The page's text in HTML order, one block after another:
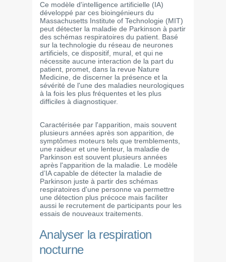
Ce modèle d'intelligence artificielle (IA)
développé par ces bioingénieurs du
Massachusetts Institute of Technologie (MIT)
peut détecter la maladie de Parkinson à partir
des schémas respiratoires du patient. Basé
sur la technologie du réseau de neurones
artificiels, ce dispositif, mural, et qui ne
nécessite aucune interaction de la part du
patient, promet, dans la revue Nature
Medicine, de discerner la présence et la
sévérité de l'une des maladies neurologiques
à la fois les plus fréquentes et les plus
difficiles à diagnostiquer.
Caractérisée par l'apparition, mais souvent
plusieurs années après son apparition, de
symptômes moteurs tels que tremblements,
une raideur et une lenteur, la maladie de
Parkinson est souvent plusieurs années
après l'apparition de la maladie. Le modèle
d’IA capable de détecter la maladie de
Parkinson juste à partir des schémas
respiratoires d'une personne va permettre
une détection plus précoce mais faciliter
aussi le recrutement de participants pour les
essais de nouveaux traitements.
Analyser la respiration
nocturne